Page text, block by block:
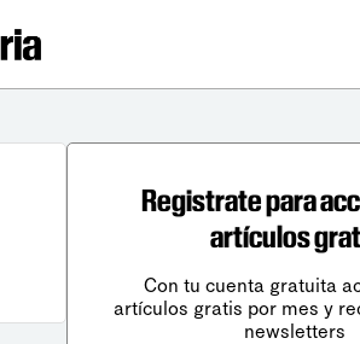
Registrate para
artículos
Con tu cuenta gratuita
artículos gratis por mes y
newsletters